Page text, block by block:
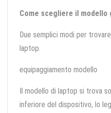
Come scegliere il modello
Due semplici modi per
laptop.
equipaggiamento modello
Il modello di laptop si trova
inferiore del dispositivo, lo